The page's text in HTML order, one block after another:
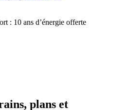
: 10 ans d’énergie offerte
plans et